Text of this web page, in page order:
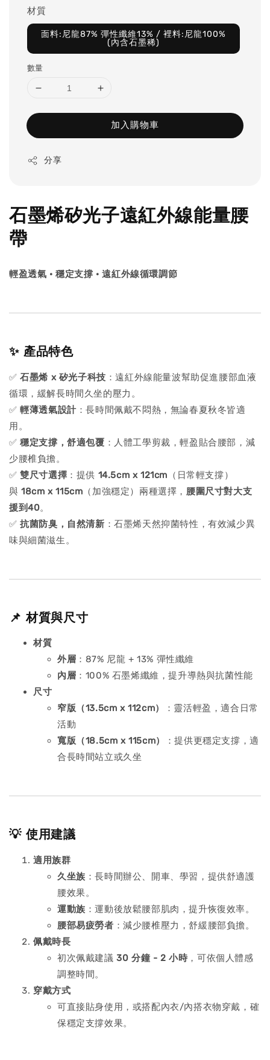
材質
面料:尼龍87% 彈性纖維13% / 裡料:尼龍100%
(內含石墨稀)
數量
加入購物車
分享
石墨烯矽光子遠紅外線能量腰
帶
輕盈透氣 · 穩定支撐 · 遠紅外線循環調節
✨ 產品特色
✅石墨烯 x 矽光子科技 ：遠紅外線能量波幫助促進腰部血液
循環，緩解長時間久坐的壓力。
✅輕薄透氣設計：長時間佩戴不悶熱，無論春夏秋冬皆適
用。
✅穩定支撐，舒適包覆 ：人體工學剪裁，輕盈貼合腰部，減
少腰椎負擔。
✅雙尺寸選擇 ：提供 14.5cm x 121cm （日常輕支撐）
與18cm x 115cm （加強穩定）兩種選擇， 腰圍尺寸對大支
援到40。
✅抗菌防臭，自然清新 ：石墨烯天然抑菌特性，有效減少異
味與細菌滋生。
📌 材質與尺寸
材質
外層 ：87% 尼龍 + 13% 彈性纖維
內層 ：100% 石墨烯纖維，提升導熱與抗菌性能
尺寸
窄版（13.5cm x 112cm）
：靈活輕盈，適合日常
活動
寬版（18.5cm x 115cm）
：提供更穩定支撐，適
合長時間站立或久坐
💡 使用建議
適用族群
久坐族 ：長時間辦公、開車、學習，提供舒適護
腰效果。
運動族 ：運動後放鬆腰部肌肉，提升恢復效率。
腰部易疲勞者 ：減少腰椎壓力，舒緩腰部負擔。
佩戴時長
初次佩戴建議30 分鐘 - 2 小時 ，可依個人體感
調整時間。
穿戴方式
可直接貼身使用，或搭配內衣/內搭衣物穿戴，確
保穩定支撐效果。